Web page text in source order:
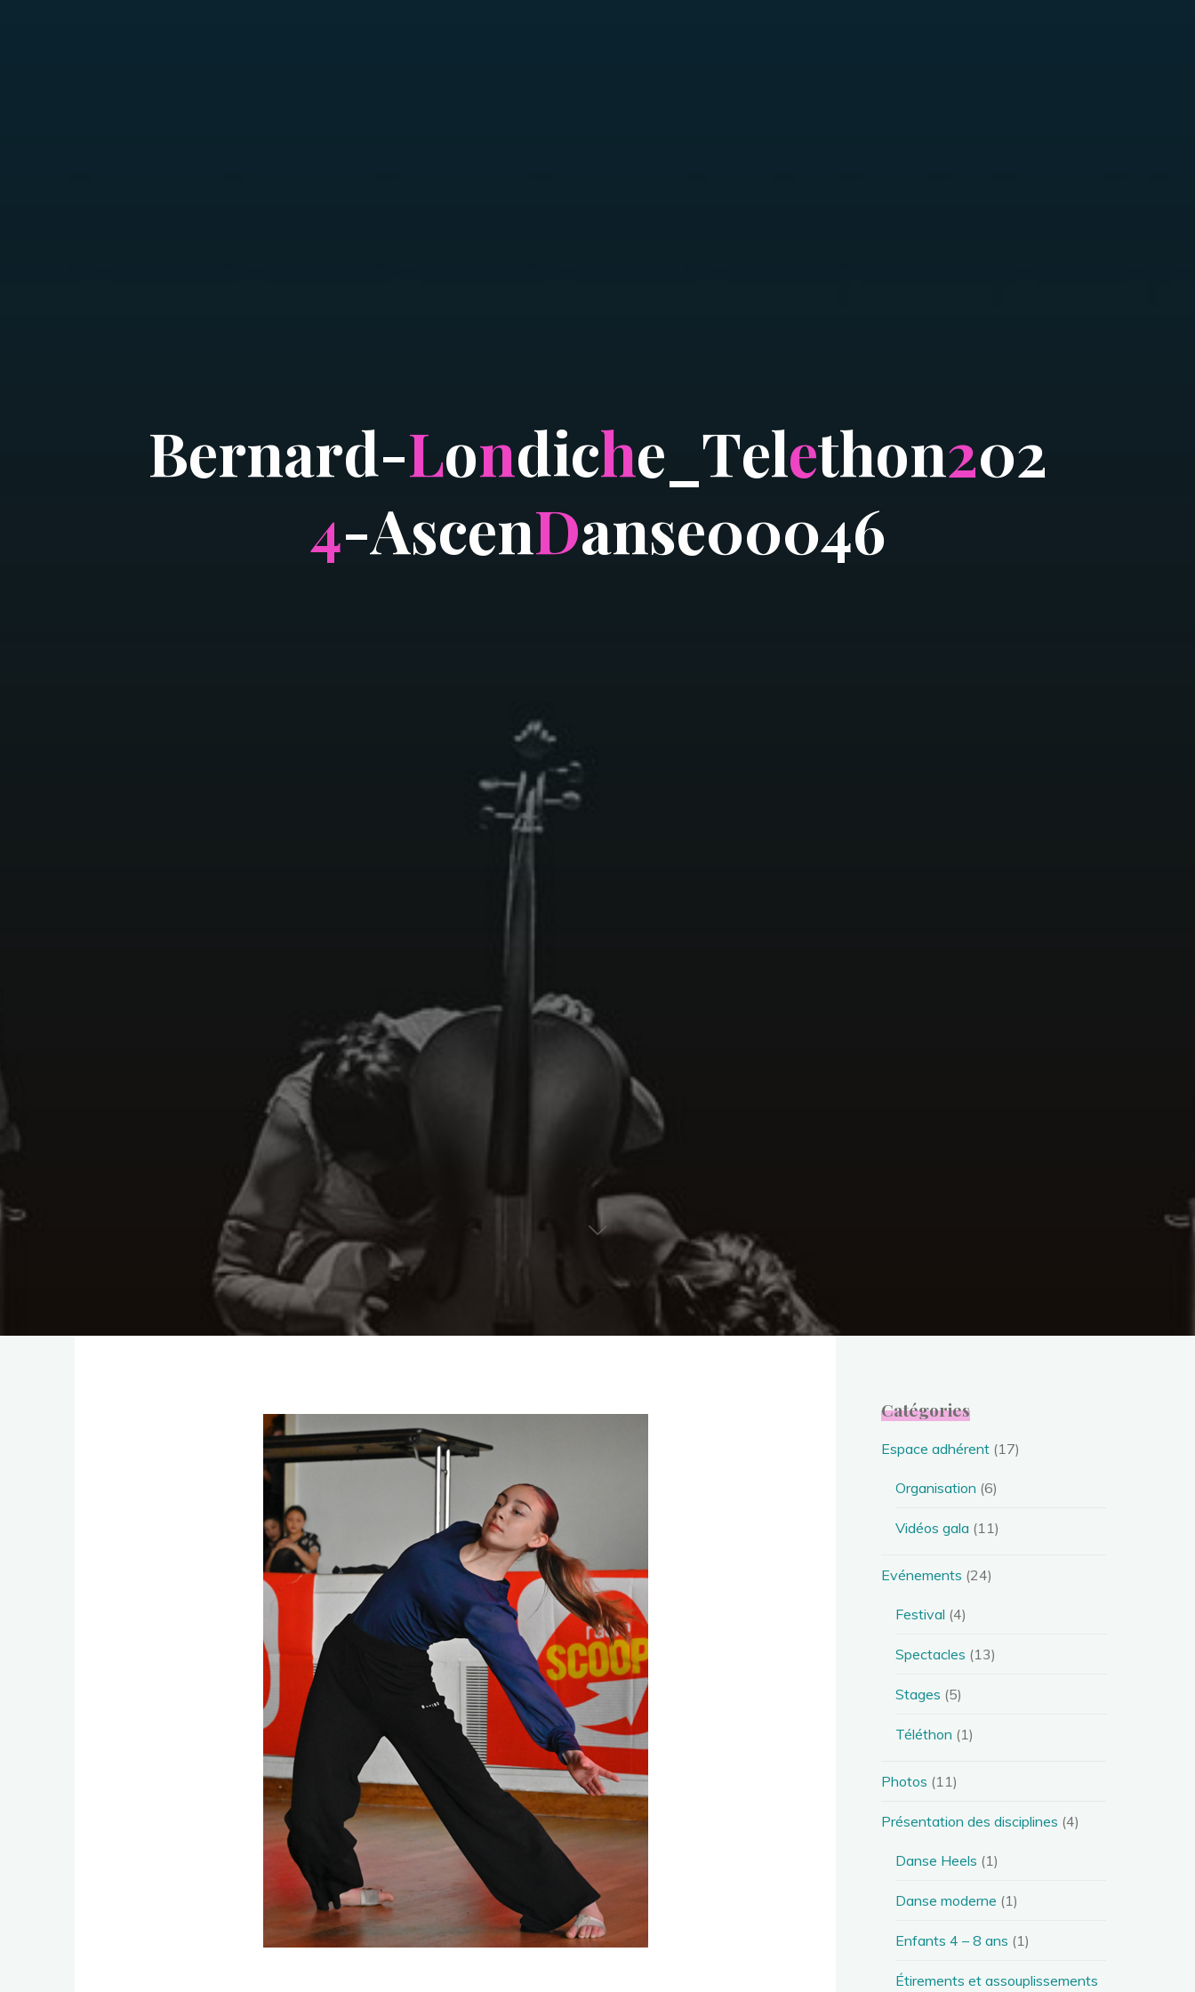
Bernard-Londiche Telethon202
4-AscenDanse00046
Catégories
Espace adhérent (17)
Organisation (6)
Vidéos gala (11)
Evénements (24)
Festival (4)
Spectacles (13)
Stages (5)
Téléthon (1)
Photos (11)
Présentation des disciplines (4)
Danse Heels (1)
Danse moderne (1)
Enfants 4 – 8 ans (1)
Étirements et assouplissements